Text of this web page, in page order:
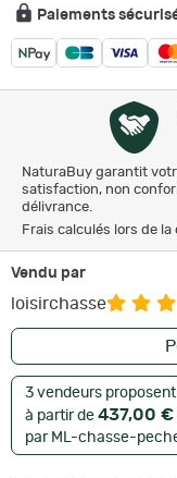
Paiements
NaturaBuy garantit
satisfaction, non
délivrance.
Frais calculés lors de la
Vendu par
loisirchasse
3 vendeurs
à partir de 437,00 €
par ML-chasse-